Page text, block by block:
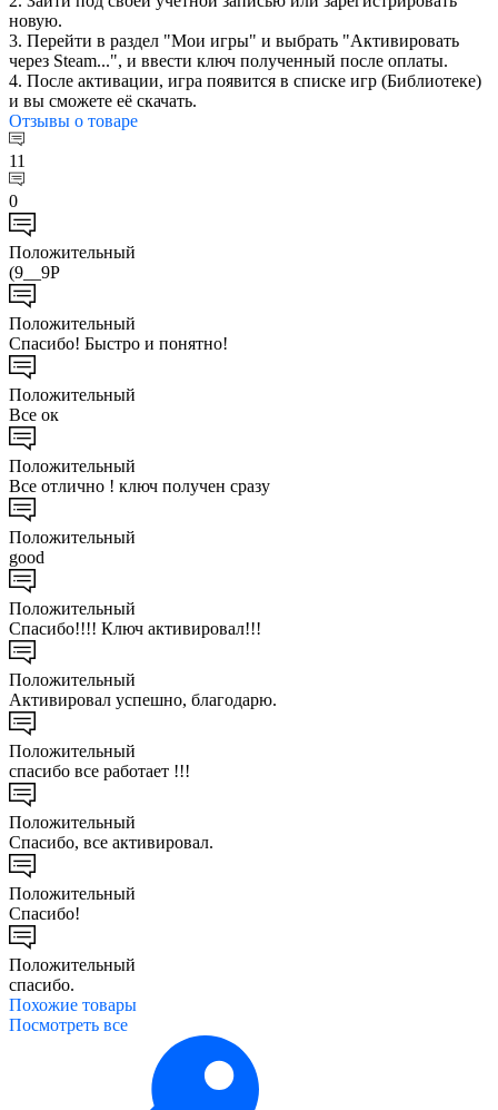
новую.
3. Перейти в раздел "Мои игры" и выбрать "Активировать
через Steam...", и ввести ключ полученный после оплаты.
4. После активации, игра появится в списке игр (Библиотеке)
и вы сможете её скачать.
Отзывы о товаре
11
0
Положительный
(9__9P
Положительный
Спасибо! Быстро и понятно!
Положительный
Все ок
Положительный
Все отлично ! ключ получен сразу
Положительный
good
Положительный
Спасибо!!!! Ключ активировал!!!
Положительный
Активировал успешно, благодарю.
Положительный
спасибо все работает !!!
Положительный
Спасибо, все активировал.
Положительный
Спасибо!
Положительный
спасибо.
Похожие товары
Посмотреть все